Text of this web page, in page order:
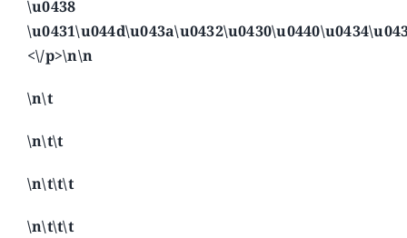
\u0438
<\/p>\n\n
\n\t
\n\t\t
\n\t\t\t
\n\t\t\t